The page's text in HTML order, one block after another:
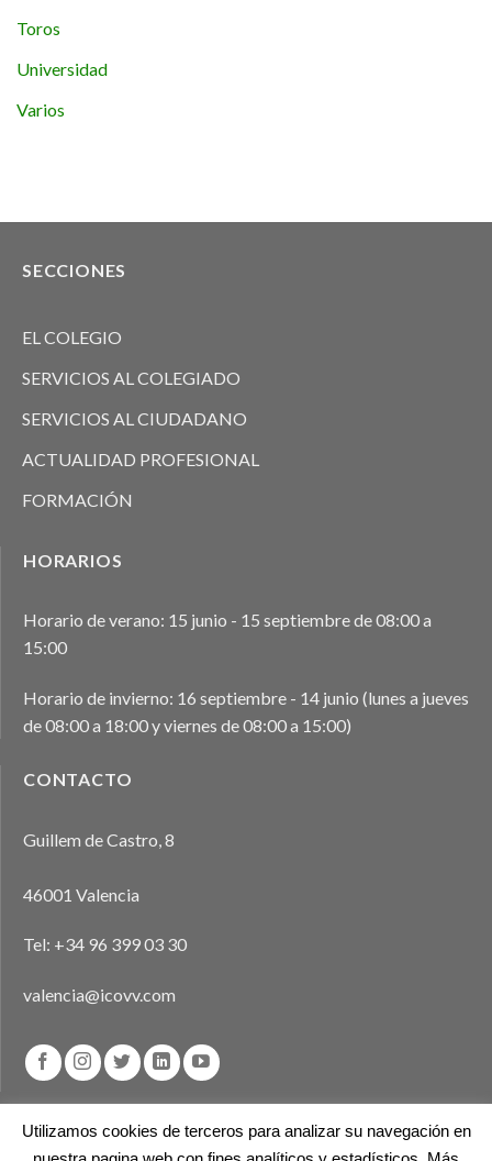
Toros
Universidad
Varios
SECCIONES
EL COLEGIO
SERVICIOS AL COLEGIADO
SERVICIOS AL CIUDADANO
ACTUALIDAD PROFESIONAL
FORMACIÓN
HORARIOS
Horario de verano: 15 junio - 15 septiembre de 08:00 a
15:00
Horario de invierno: 16 septiembre - 14 junio (lunes a jueves
de 08:00 a 18:00 y viernes de 08:00 a 15:00)
CONTACTO
Guillem de Castro, 8
46001 Valencia
Tel: +34 96 399 03 30
valencia@icovv.com
Utilizamos cookies de terceros para analizar su navegación en